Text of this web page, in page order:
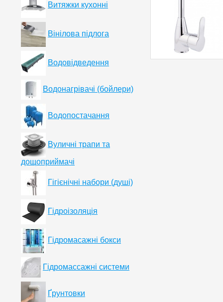
Витяжки кухонні
Вінілова підлога
Водовідведення
Водонагрівачі (бойлери)
Водопостачання
Вуличні трапи та
дощоприймачі
Гігієнічні набори (душі)
Гідроізоляція
Гідромасажні бокси
Гідромассажні системи
Ґрунтовки